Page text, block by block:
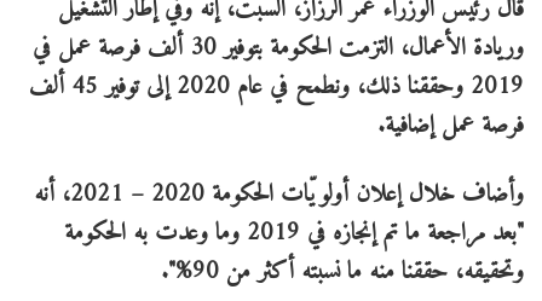
قال رئيس الوزراء عمر الرزاز، السبت، إنه وفي إطار التشغيل
وريادة الأعمال، التزمت الحكومة بتوفير 30 ألف فرصة عمل في
2019 وحققنا ذلك، ونطمح في عام 2020 إلى توفير 45 ألف
فرصة عمل إضافية.
وأضاف خلال إعلان أولويّات الحكومة 2020 – 2021، أنه
"بعد مراجعة ما تم إنجازه في 2019 وما وعدت به الحكومة
وتحقيقه، حققنا منه ما نسبته أكثر من 90%".